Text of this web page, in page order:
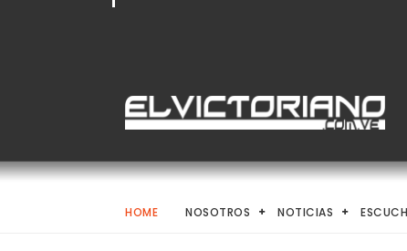
HOME NOSOTROS NOTICIAS